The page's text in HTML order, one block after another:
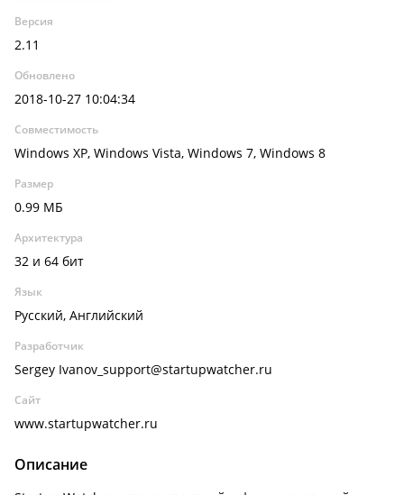
Версия
2.11
Обновлено
2018-10-27 10:04:34
Совместимость
Windows XP, Windows Vista, Windows 7, Windows 8
Размер
0.99 МБ
Архитектура
32 и 64 бит
Язык
Русский, Английский
Разработчик
Sergey Ivanov_support@startupwatcher.ru
Сайт
www.startupwatcher.ru
Описание